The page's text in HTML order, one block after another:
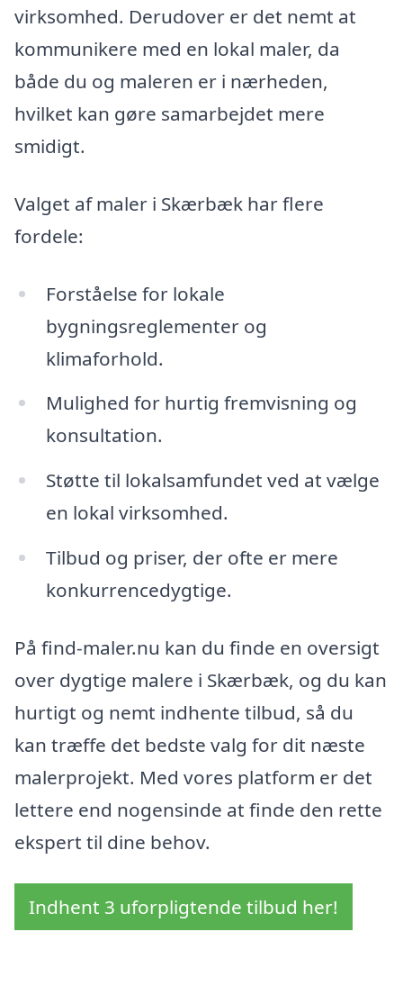
virksomhed. Derudover er det nemt at
kommunikere med en lokal maler, da
både du og maleren er i nærheden,
hvilket kan gøre samarbejdet mere
smidigt.
Valget af maler i Skærbæk har flere
fordele:
Forståelse for lokale
bygningsreglementer og
klimaforhold.
Mulighed for hurtig fremvisning og
konsultation.
Støtte til lokalsamfundet ved at vælge
en lokal virksomhed.
Tilbud og priser, der ofte er mere
konkurrencedygtige.
På find-maler.nu kan du finde en oversigt
over dygtige malere i Skærbæk, og du kan
hurtigt og nemt indhente tilbud, så du
kan træffe det bedste valg for dit næste
malerprojekt. Med vores platform er det
lettere end nogensinde at finde den rette
ekspert til dine behov.
Indhent 3 uforpligtende tilbud her!